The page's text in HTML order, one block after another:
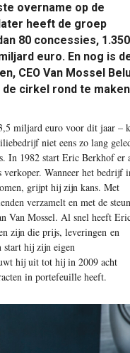
overname op de
heeft de groep
80 concessies, 1.350
euro. En nog is
CEO Van Mossel
cirkel rond te
miljard euro voor dit jaar –
niet eens zo lang
In 1982 start Eric Berkhof er
verkoper. Wanneer het bedrijf
grijpt hij zijn kans. Met
verzamelt en met de steun
Van Mossel. Al snel heeft
zijn die prijs, leveringen en
start hij zijn eigen
hij uit tot hij in 2009 acht
in portefeuille heeft.